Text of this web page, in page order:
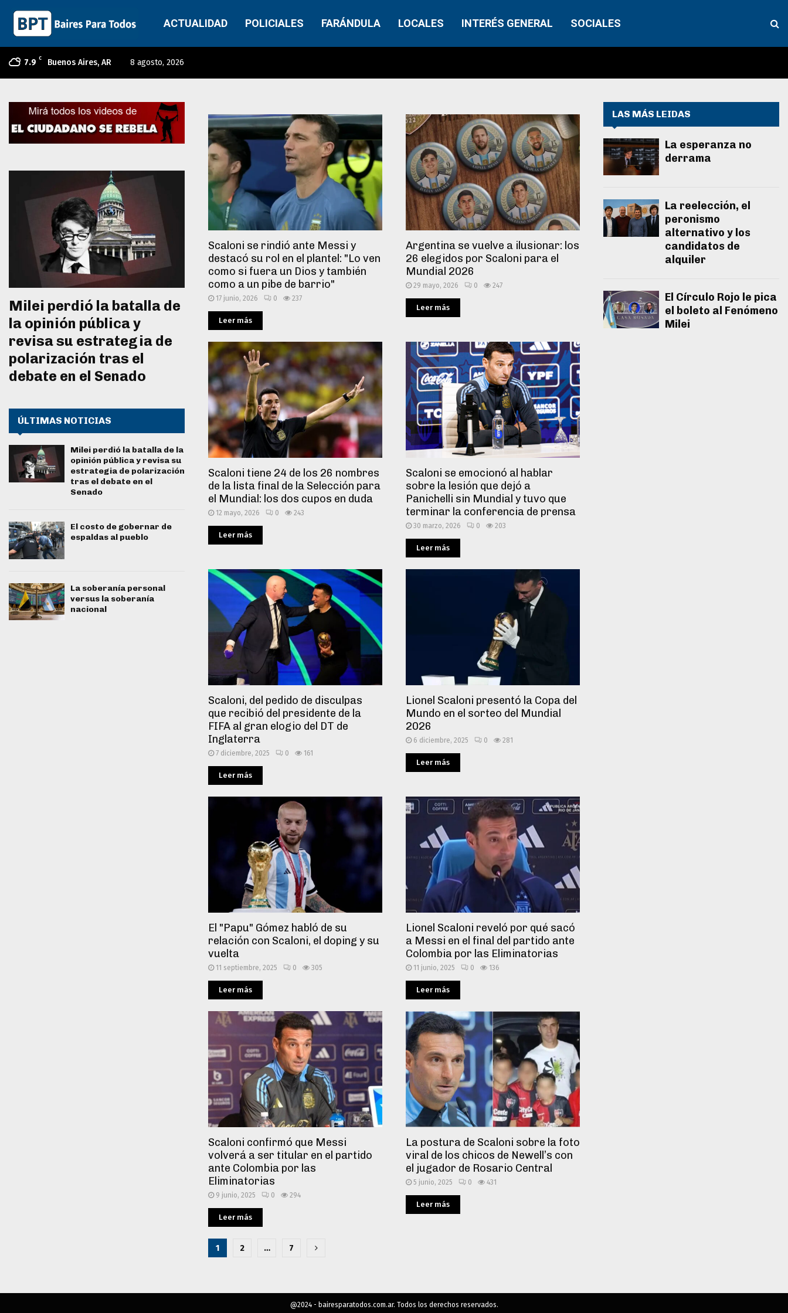
ACTUALIDAD POLICIALES FARÁNDULA LOCALES INTERÉS GENERAL SOCIALES
7.9 C Buenos Aires, AR 8 agosto, 2026
Scaloni se rindió ante Messi y
destacó su rol en el plantel: "Lo ven
como si fuera un Dios y también
como a un pibe de barrio"
17 junio, 2026 0 237
Leer más
Argentina se vuelve a ilusionar: los
26 elegidos por Scaloni para el
Mundial 2026
29 mayo, 2026 0 247
Leer más
Scaloni tiene 24 de los 26 nombres
de la lista final de la Selección para
el Mundial: los dos cupos en duda
12 mayo, 2026 0 243
Leer más
Scaloni se emocionó al hablar
sobre la lesión que dejó a
Panichelli sin Mundial y tuvo que
terminar la conferencia de prensa
30 marzo, 2026 0 203
Leer más
Scaloni, del pedido de disculpas
que recibió del presidente de la
FIFA al gran elogio del DT de
Inglaterra
7 diciembre, 2025 0 161
Leer más
Lionel Scaloni presentó la Copa del
Mundo en el sorteo del Mundial
2026
6 diciembre, 2025 0 281
Leer más
El "Papu" Gómez habló de su
relación con Scaloni, el doping y su
vuelta
11 septiembre, 2025 0 305
Leer más
Lionel Scaloni reveló por qué sacó
a Messi en el final del partido ante
Colombia por las Eliminatorias
11 junio, 2025 0 136
Leer más
Scaloni confirmó que Messi
volverá a ser titular en el partido
ante Colombia por las
Eliminatorias
9 junio, 2025 0 294
Leer más
La postura de Scaloni sobre la foto
viral de los chicos de Newell’s con
el jugador de Rosario Central
5 junio, 2025 0 431
Leer más
Paginación
entradas
1 2 … 7
Milei perdió la batalla de
la opinión pública y
revisa su estrategia de
polarización tras el
debate en el Senado
ÚLTIMAS NOTICIAS
Milei perdió la batalla de la
opinión pública y revisa su
estrategia de polarización
tras el debate en el
Senado
El costo de gobernar de
espaldas al pueblo
La soberanía personal
versus la soberanía
nacional
LAS MÁS LEIDAS
La esperanza no
derrama
La reelección, el
peronismo
alternativo y los
candidatos de
alquiler
El Círculo Rojo le pica
el boleto al Fenómeno
Milei
@2024 - bairesparatodos.com.ar. Todos los derechos reservados.